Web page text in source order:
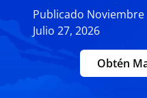
Publicado Noviembre
Julio 27, 2026
Obtén